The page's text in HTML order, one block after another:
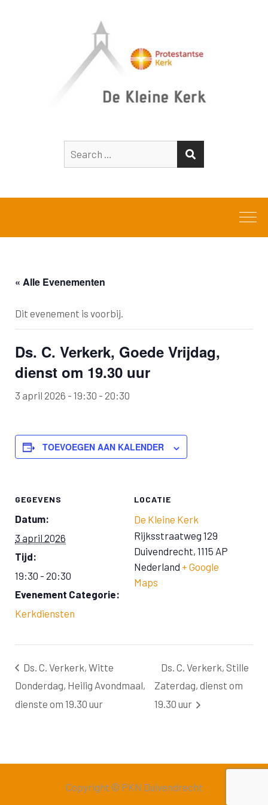
for:
« Alle Evenementen
Dit evenement is voorbij.
Ds. C. Verkerk, Goede Vrijdag,
dienst om 19.30 uur
3 april 2026 - 19:30 - 20:30
TOEVOEGEN AAN KALENDER
GEGEVENS
Datum:
3 april 2026
Tijd:
19:30 - 20:30
Evenement Categorie:
Kerkdiensten
LOCATIE
De Kleine Kerk
Rijksstraatweg 129
Duivendrecht, 1115 AP
Nederland + Google
Maps
Ds. C. Verkerk, Witte
Donderdag, Heilig Avondmaal,
dienste om 19.30 uur
Ds. C. Verkerk, Stille
Zaterdag, dienst om
19.30 uur
Copyright © PKN Duivendrecht